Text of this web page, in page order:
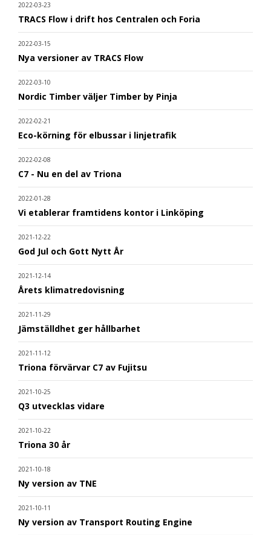
2022-03-23
TRACS Flow i drift hos Centralen och Foria
2022-03-15
Nya versioner av TRACS Flow
2022-03-10
Nordic Timber väljer Timber by Pinja
2022-02-21
Eco-körning för elbussar i linjetrafik
2022-02-08
C7 - Nu en del av Triona
2022-01-28
Vi etablerar framtidens kontor i Linköping
2021-12-22
God Jul och Gott Nytt År
2021-12-14
Årets klimatredovisning
2021-11-29
Jämställdhet ger hållbarhet
2021-11-12
Triona förvärvar C7 av Fujitsu
2021-10-25
Q3 utvecklas vidare
2021-10-22
Triona 30 år
2021-10-18
Ny version av TNE
2021-10-11
Ny version av Transport Routing Engine